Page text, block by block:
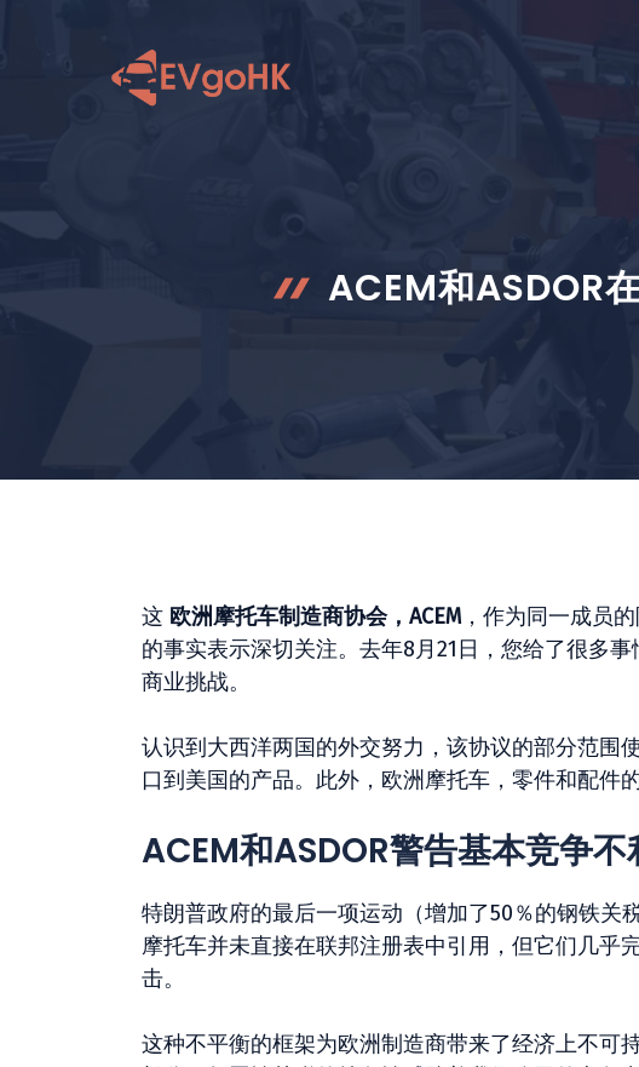
ACEM和ASDOR
这 欧洲摩托车制造商协会，ACEM，作为同一成员
的事实表示深切关注。去年8月21日，您给了很多
商业挑战。
认识到大西洋两国的外交努力，该协议的部分范围
口到美国的产品。此外，欧洲摩托车，零件和配件
ACEM和ASDOR警告基本竞争不
特朗普政府的最后一项运动（增加了50％的钢铁关
摩托车并未直接在联邦注册表中引用，但它们几乎
击。
这种不平衡的框架为欧洲制造商带来了经济上不可